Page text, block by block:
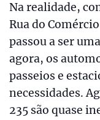
Na realidade,
Rua do
passou a ser
agora, os
passeios e
necessidades.
235 são quase